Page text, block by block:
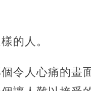
的人。
令人心痛的